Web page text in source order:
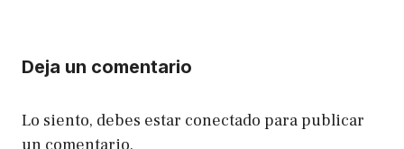
Deja un comentario
Lo siento, debes estar conectado para publicar
un comentario.